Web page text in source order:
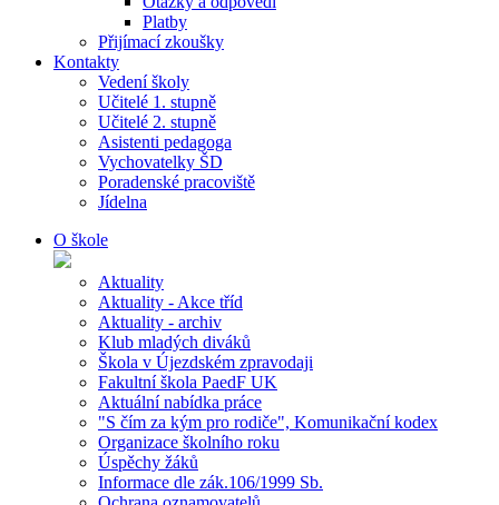
Platby
Přijímací zkoušky
Kontakty
Vedení školy
Učitelé 1. stupně
Učitelé 2. stupně
Asistenti pedagoga
Vychovatelky ŠD
Poradenské pracoviště
Jídelna
O škole
Aktuality
Aktuality - Akce tříd
Aktuality - archiv
Klub mladých diváků
Škola v Újezdském zpravodaji
Fakultní škola PaedF UK
Aktuální nabídka práce
"S čím za kým pro rodiče", Komunikační kodex
Organizace školního roku
Úspěchy žáků
Informace dle zák.106/1999 Sb.